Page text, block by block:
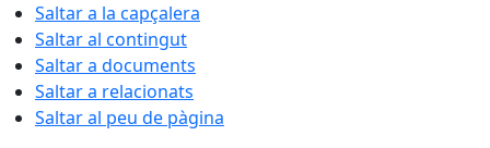
Saltar a la capçalera
Saltar al contingut
Saltar a documents
Saltar a relacionats
Saltar al peu de pàgina